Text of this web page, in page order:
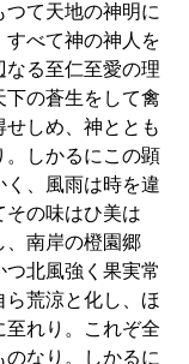
つて天地の神明に
べて神の神人を
なる至仁至愛の理
の蒼生をして禽
しめ、神ととも
。しかるにこの顕
く、風雨は時を違
その味はひ美は
、南岸の橙園郷
北風強く果実常
ら荒涼と化し、ほ
至れり。これぞ全
のなり。しかるに